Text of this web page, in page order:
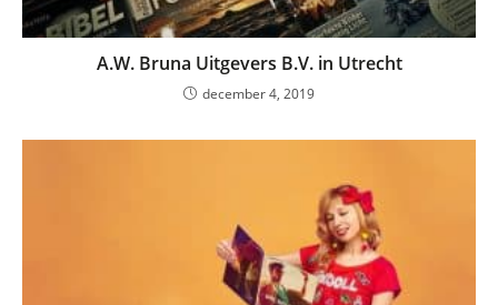
A.W. Bruna Uitgevers B.V. in Utrecht
december 4, 2019